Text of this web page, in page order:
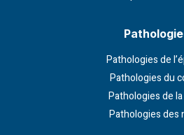
Pathologies de
Pathologies du
Pathologies de
Pathologies des